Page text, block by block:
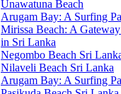
Unawatuna Beach
Arugam Bay: A Surfing
Mirissa Beach: A
in Sri Lanka
Negombo Beach Sri
Nilaveli Beach Sri Lanka
Arugam Bay: A Surfing